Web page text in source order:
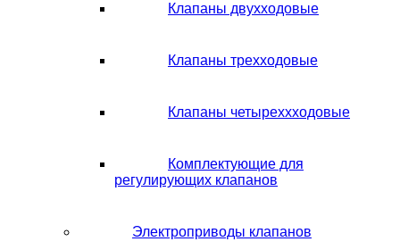
Клапаны двухходовые
Клапаны трехходовые
Клапаны четыреххходовые
Комплектующие для
регулирующих клапанов
Электроприводы клапанов